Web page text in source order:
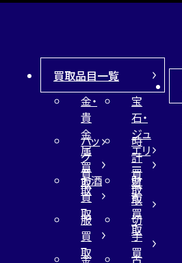
買取品目一覧
金・
貴
金
属
買
取
宝
石・
ジュ
エリ
ー
買
取
バッ
グ
買
取
時
計
買
取
お酒
買
取
財
布
買
取
服
買
取
切
手
買
金
古